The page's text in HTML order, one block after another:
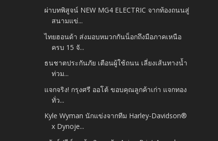
ผ่าบทพิสูจน์ NEW MG4 ELECTRIC จากท้องถนนสู่
สนามแข่...
ไทยฮอนด้า ส่งมอบหมวกกันน็อกถึงมือภาคเหนือ
ครบ 15 จั...
ธนชาตประกันภัย เตือนผู้ใช้ถนน เลี่ยงเส้นทางน้ำ
ท่วม...
แจกจริง! กรุงศรี ออโต้ ขอบคุณลูกค้าเก่า แจกทอง
ทั่ว...
Kyle Wyman นักแข่งจากทีม Harley-Davidson®
x Dynoje...